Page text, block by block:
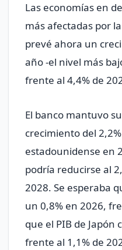
Las economías en
más afectadas por
prevé ahora un
año -el nivel más
frente al 4,4% de
El banco mantuvo
crecimiento del
estadounidense en
podría reducirse al
2028. Se esperaba
un 0,8% en 2026,
que el PIB de Japón
frente al 1,1% de